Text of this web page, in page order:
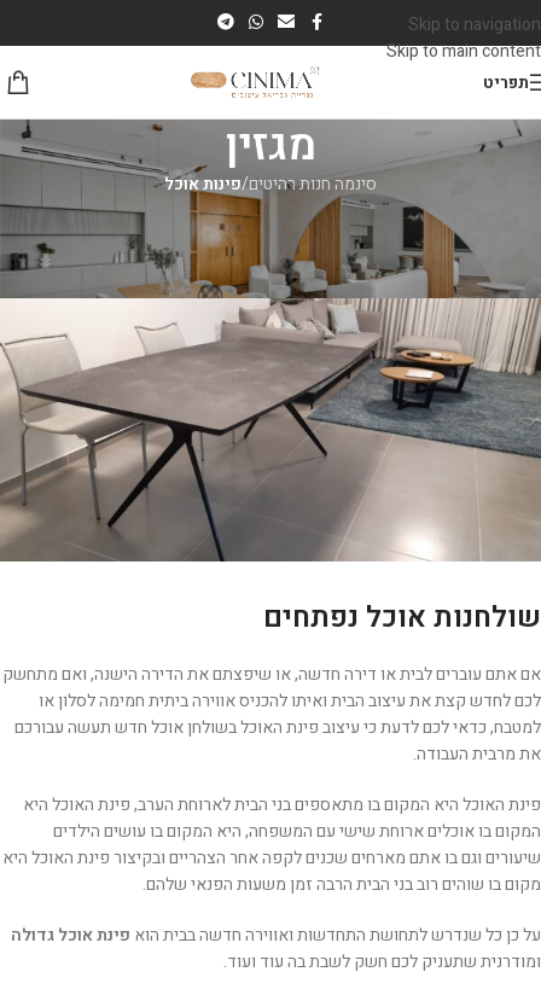
Skip to navigation
Skip to main content
תפריט
מגזין
סינמה חנות רהיטים/פינות אוכל
פינות אוכל
שולחנות אוכל נפתחים
סינמה רהיטיםOn יוני 21, 2026
שולחנות אוכל נפתחים
אם אתם עוברים לבית או דירה חדשה, או שיפצתם את הדירה הישנה, ואם מתחשק
לכם לחדש קצת את עיצוב הבית ואיתו להכניס אווירה ביתית חמימה לסלון או
למטבח, כדאי לכם לדעת כי עיצוב פינת האוכל בשולחן אוכל חדש תעשה עבורכם
את מרבית העבודה.
פינת האוכל היא המקום בו מתאספים בני הבית לארוחת הערב, פינת האוכל היא
המקום בו אוכלים ארוחת שישי עם המשפחה, היא המקום בו עושים הילדים
שיעורים וגם בו אתם מארחים שכנים לקפה אחר הצהריים ובקיצור פינת האוכל היא
מקום בו שוהים רוב בני הבית הרבה זמן משעות הפנאי שלהם.
על כן כל שנדרש לתחושת התחדשות ואווירה חדשה בבית הוא פינת אוכל גדולה
ומודרנית שתעניק לכם חשק לשבת בה עוד ועוד.